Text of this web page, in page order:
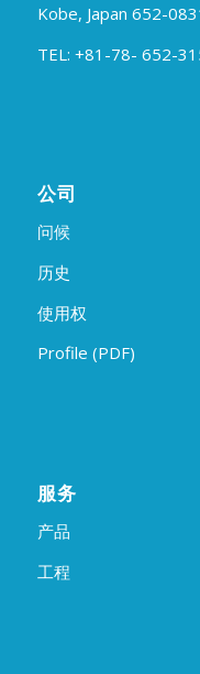
Kobe, Japan 652-
TEL: +81-78- 652-
公司
问候
历史
使用权
Profile (PDF)
服务
产品
工程